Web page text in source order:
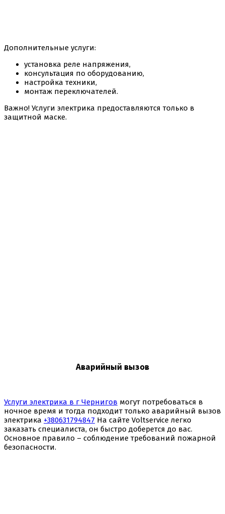
Дополнительные услуги:
установка реле напряжения,
консультация по оборудованию,
настройка техники,
монтаж переключателей.
Важно! Услуги электрика предоставляются только в
защитной маске.
Аварийный вызов
Услуги электрика в г Чернигов могут потребоваться в
ночное время и тогда подходит только аварийный вызов
электрика +380631794847 На сайте Voltservice легко
заказать специалиста, он быстро доберется до вас.
Основное правило – соблюдение требований пожарной
безопасности.